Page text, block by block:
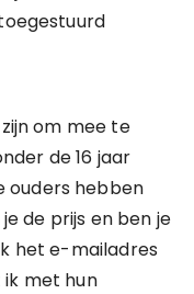
om mee te
de 16 jaar
ouders hebben
de prijs en ben je
het e-mailadres
ik met hun